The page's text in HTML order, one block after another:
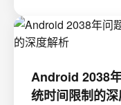
Android 2038
统时间限制的